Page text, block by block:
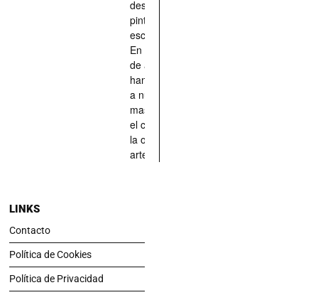
descrito,
pintado,
esculpido...
En definitiva,
de aquellos
han situado
a nuestras
mascotas en
el centro de
la obra de
arte.
LINKS
Contacto
Política de Cookies
Política de Privacidad